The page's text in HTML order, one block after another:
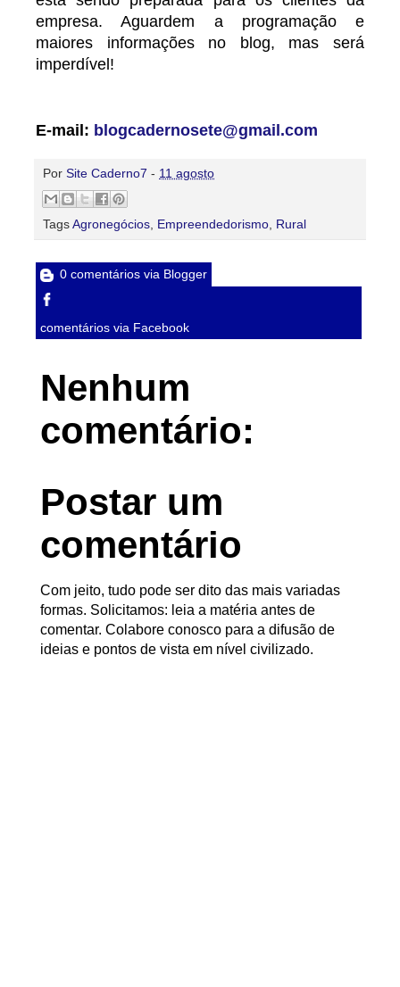
empresa. Aguardem a programação e
maiores informações no blog, mas será
imperdível!
E-mail: blogcadernosete@gmail.com
Por Site Caderno7 - 11 agosto
TagsAgronegócios Empreendedorismo Rural
0 comentários via Blogger
comentários via Facebook
Nenhum
comentário:
Postar um
comentário
Com jeito, tudo pode ser dito das mais variadas
formas. Solicitamos: leia a matéria antes de
comentar. Colabore conosco para a difusão de
ideias e pontos de vista em nível civilizado.